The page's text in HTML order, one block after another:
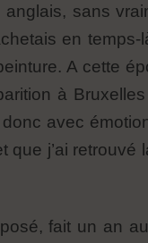
sans
en temps-
A cette
à
avec
j’ai retrouvé
fait un an